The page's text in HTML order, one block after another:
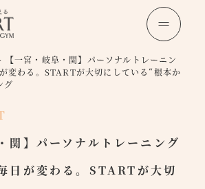
【一宮・岐阜・関】パーソナルトレーニン
変わる。STARTが大切にしている“根本か
グ
関】パーソナルトレーニング
日が変わる。STARTが大切